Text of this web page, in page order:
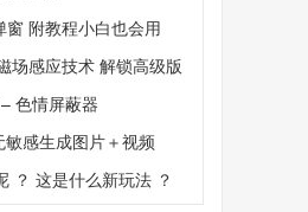
附教程小白也会用
场感应技术 解锁高级版
色情屏蔽器
感生成图片＋视频
？ 这是什么新玩法 ？